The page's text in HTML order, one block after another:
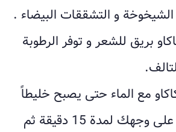
بريق للشعر و توفر الرطوبة
مع الماء حتى يصبح خليطاً
متماسكاً و ضعيه على وجهك لمدة 15 دقيقة ثم